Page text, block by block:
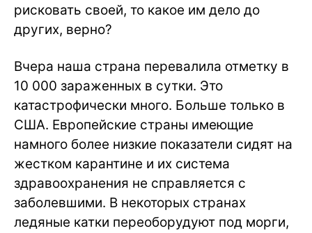
рисковать своей, то какое им дело до
других, верно?
Вчера наша страна перевалила отметку в
10 000 зараженных в сутки. Это
катастрофически много. Больше только в
США. Европейские страны имеющие
намного более низкие показатели сидят на
жестком карантине и их система
здравоохранения не справляется с
заболевшими. В некоторых странах
ледяные катки переоборудуют под морги,